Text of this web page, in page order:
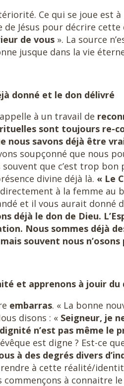
Ce qui se joue est
Jésus pour décrire
de vous ». La source
jusque dans la vie
donné et le don délivré
à un travail de
sont toujours re-
nous savons déjà être
soupçonné que nous
que c’est trop
divine déjà là. « Le
à la femme au
et il vous aurait donné
déjà le don de Dieu.
Nous sommes déjà
souvent nous n’osons
et apprenons à jouir du
embarras. « La bonne
disons : « Seigneur, je
n’est pas même le
est digne ? Est-ce
à des degrés divers
à cette réalité/
à connaitre